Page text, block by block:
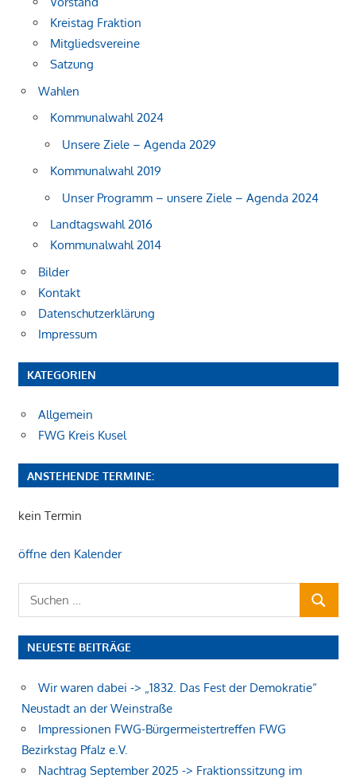
Kreistag Fraktion
Mitgliedsvereine
Satzung
Wahlen
Kommunalwahl 2024
Unsere Ziele – Agenda 2029
Kommunalwahl 2019
Unser Programm – unsere Ziele – Agenda 2024
Landtagswahl 2016
Kommunalwahl 2014
Bilder
Kontakt
Datenschutzerklärung
Impressum
KATEGORIEN
Allgemein
FWG Kreis Kusel
ANSTEHENDE TERMINE:
kein Termin
öffne den Kalender
Suchen
nach:
SUCHEN
NEUESTE BEITRÄGE
Wir waren dabei -> „1832. Das Fest der Demokratie“
Neustadt an der Weinstraße
Impressionen FWG-Bürgermeistertreffen FWG
Bezirkstag Pfalz e.V.
Nachtrag September 2025 -> Fraktionssitzung im